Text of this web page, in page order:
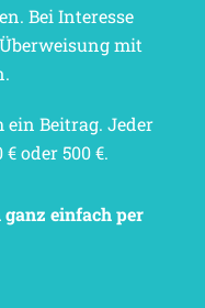
Bei Interesse
mit
Beitrag. Jeder
oder 500 €.
ganz einfach per